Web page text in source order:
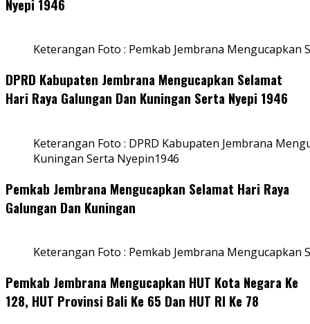
Nyepi 1946
Keterangan Foto : Pemkab Jembrana Mengucapkan
DPRD Kabupaten Jembrana Mengucapkan Selamat
Hari Raya Galungan Dan Kuningan Serta Nyepi 1946
Keterangan Foto : DPRD Kabupaten Jembrana
Kuningan Serta Nyepin1946
Pemkab Jembrana Mengucapkan Selamat Hari Raya
Galungan Dan Kuningan
Keterangan Foto : Pemkab Jembrana Mengucapkan
Pemkab Jembrana Mengucapkan HUT Kota Negara Ke
128, HUT Provinsi Bali Ke 65 Dan HUT RI Ke 78